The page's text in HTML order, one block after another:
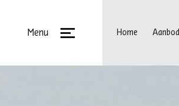
Menu Home Aanbod